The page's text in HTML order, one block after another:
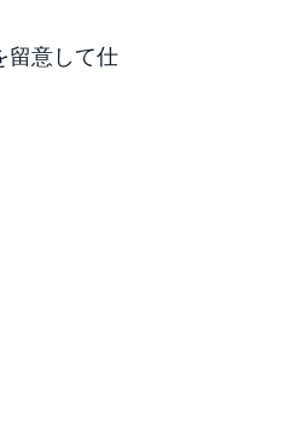
留意して仕